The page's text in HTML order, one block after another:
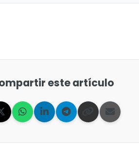
este artículo